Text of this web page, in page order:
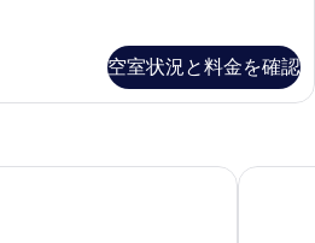
空室状況と料金を確認
A&O プ